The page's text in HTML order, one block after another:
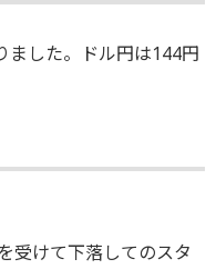
ました。ドル円は144円
受けて下落してのスタ